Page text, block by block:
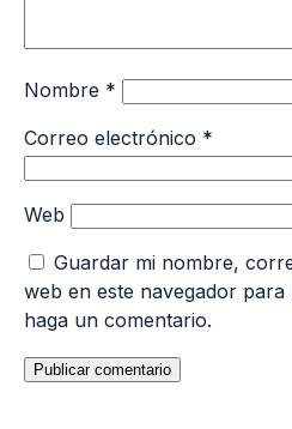
Nombre *
Correo electrónico *
Web
Guardar mi nombre,
web en este navegador
haga un comentario.